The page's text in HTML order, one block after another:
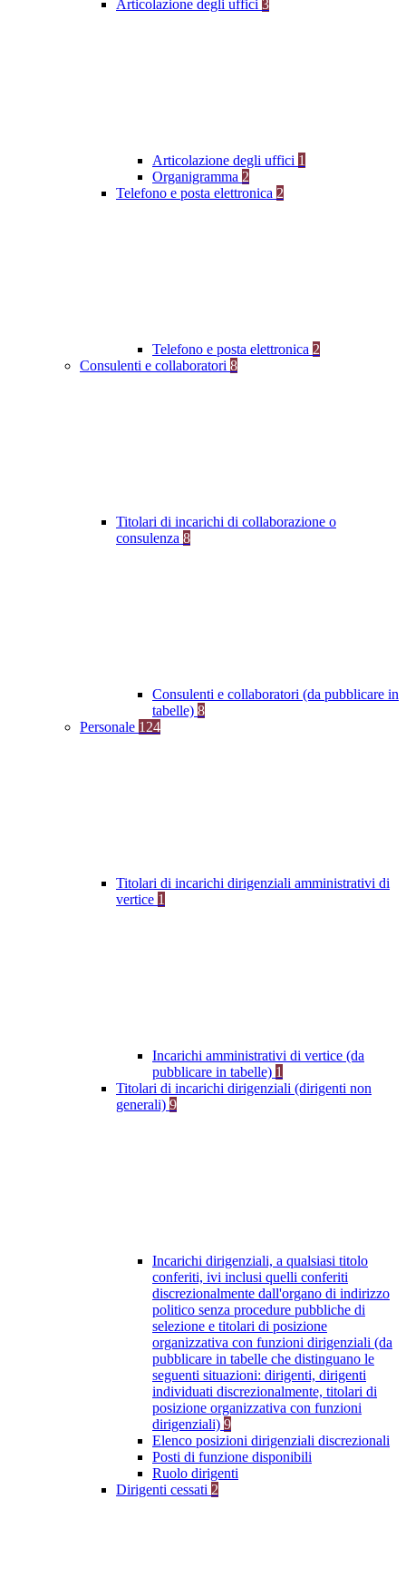
Articolazione degli uffici 3
Articolazione degli uffici 1
Organigramma 2
Telefono e posta elettronica 2
Telefono e posta elettronica 2
Consulenti e collaboratori 8
Titolari di incarichi di collaborazione o
consulenza 8
Consulenti e collaboratori (da pubblicare in
tabelle) 8
Personale 124
Titolari di incarichi dirigenziali amministrativi di
vertice 1
Incarichi amministrativi di vertice (da
pubblicare in tabelle) 1
Titolari di incarichi dirigenziali (dirigenti non
generali) 9
Incarichi dirigenziali, a qualsiasi titolo
conferiti, ivi inclusi quelli conferiti
discrezionalmente dall'organo di indirizzo
politico senza procedure pubbliche di
selezione e titolari di posizione
organizzativa con funzioni dirigenziali (da
pubblicare in tabelle che distinguano le
seguenti situazioni: dirigenti, dirigenti
individuati discrezionalmente, titolari di
posizione organizzativa con funzioni
dirigenziali) 9
Elenco posizioni dirigenziali discrezionali
Posti di funzione disponibili
Ruolo dirigenti
Dirigenti cessati 2